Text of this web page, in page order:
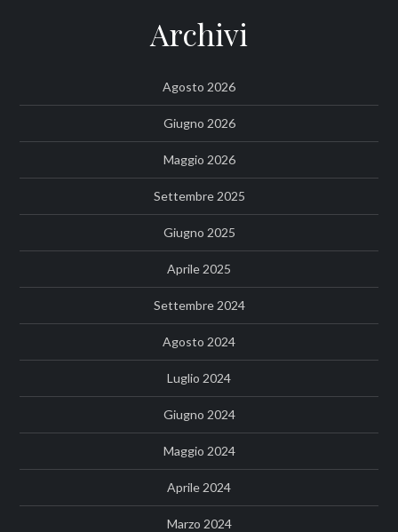
Archivi
Agosto 2026
Giugno 2026
Maggio 2026
Settembre 2025
Giugno 2025
Aprile 2025
Settembre 2024
Agosto 2024
Luglio 2024
Giugno 2024
Maggio 2024
Aprile 2024
Marzo 2024